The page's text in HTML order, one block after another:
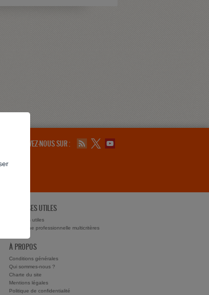
SUIVEZ-NOUS SUR :
ADRESSES UTILES
Adresses utiles
Recherche professionnelle multicritères
À PROPOS
Conditions générales
Qui sommes-nous ?
Charte du site
Mentions légales
Politique de confidentialité